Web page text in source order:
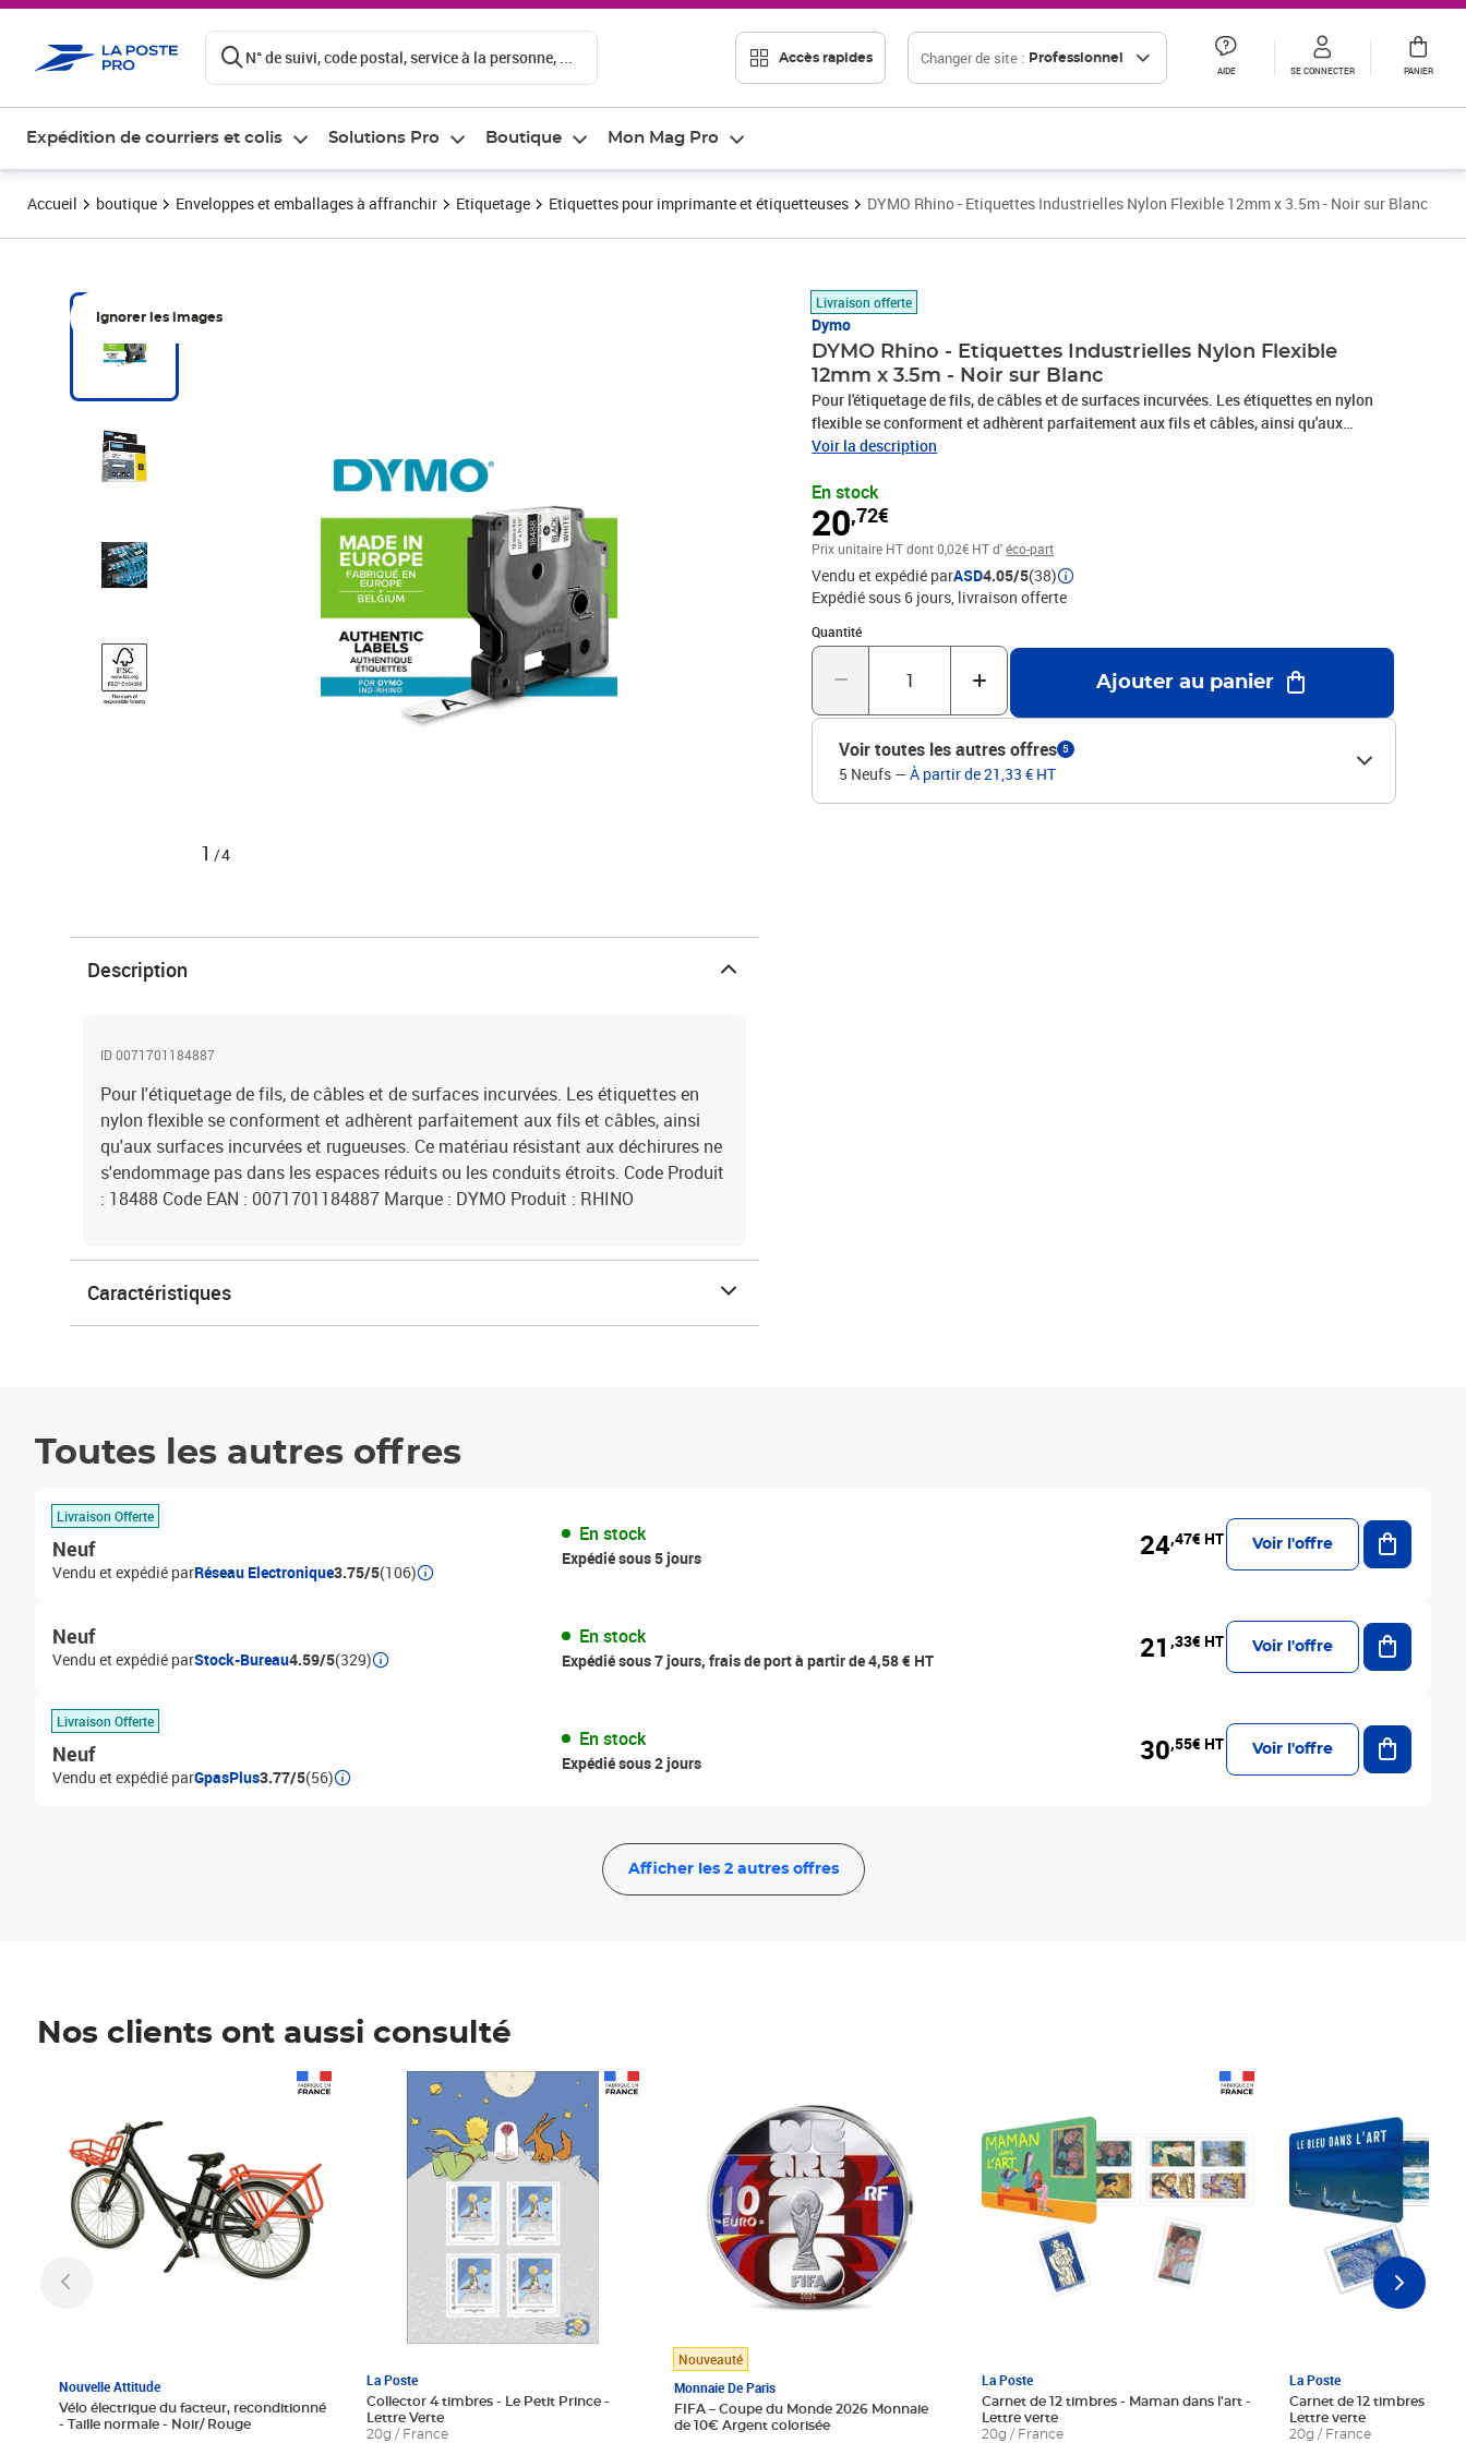
N° de suivi, code postal, service à la personne, ... Accès rapides Changer de site : Professionnel
AIDE SE CONNECTER PANIER
Expédition de courriers et colis Solutions Pro Boutique Mon Mag Pro
Accueil boutique Enveloppes et emballages à affranchir Etiquetage Etiquettes pour imprimante et étiquetteuses DYMO Rhino - Etiquettes Industrielles Nylon Flexible 12mm x 3.5m - Noir sur Blanc
Ignorer les images
1 /4
Livraison offerte
Dymo
DYMO Rhino - Etiquettes Industrielles Nylon Flexible
12mm x 3.5m - Noir sur Blanc
Pour l'étiquetage de fils, de câbles et de surfaces incurvées. Les étiquettes en nylon
flexible se conforment et adhèrent parfaitement aux fils et câbles, ainsi qu'aux
surfaces incurvées et rugueuses. Ce matériau résistant aux déchirures ne
18488 Code EAN : 0071701184887 Marque : DYMO Produit : RHINO
Voir la description
En stock
20,72€
Prix 20,72€
Prix unitaire HTdont 0,02€ HT d'éco-part
Vendu et expédié parASD4.05/5(38)
Expédié sous 6 jours livraison offerte
Quantité
Quantité : 1
Ajouter au panier
Voir toutes les autres offres 5
5 Neufs —À partir de 21,33 € HT
Description
ID 0071701184887
Pour l'étiquetage de fils, de câbles et de surfaces incurvées. Les étiquettes en
nylon flexible se conforment et adhèrent parfaitement aux fils et câbles, ainsi
qu'aux surfaces incurvées et rugueuses. Ce matériau résistant aux déchirures ne
s'endommage pas dans les espaces réduits ou les conduits étroits. Code Produit
: 18488 Code EAN : 0071701184887 Marque : DYMO Produit : RHINO
Caractéristiques
Toutes les autres offres
Livraison Offerte
Neuf
Vendu et expédié parRéseau Electronique3.75/5(106)
En stock
Expédié sous 5 jours 24,47€ HT Voir l'offre
Ajouter
Neuf
Vendu et expédié parStock-Bureau4.59/5(329)
En stock
Expédié sous 7 jours, frais de port à partir de 4,58 € HT 21 ,33€ HT Voir l'offre
Ajouter
Livraison Offerte
Neuf
Vendu et expédié parGpasPlus3.77/5(56)
En stock
Expédié sous 2 jours 30,55€ HT Voir l'offre
Ajouter
Afficher les 2 autres offres
Nos clients ont aussi consulté
Nouvelle Attitude
Vélo électrique du facteur, reconditionné
- Taille normale - Noir/ Rouge
La Poste
Collector 4 timbres - Le Petit Prince -
Lettre Verte
20g / France
Prix 6,25€ HT
Nouveauté
Monnaie De Paris
FIFA – Coupe du Monde 2026 Monnaie
de 10€ Argent colorisée
La Poste
Carnet de 12 timbres - Maman dans l'art -
Lettre verte
20g / France
La Poste
Carnet de 12 timbres - Le
Lettre verte
20g / France